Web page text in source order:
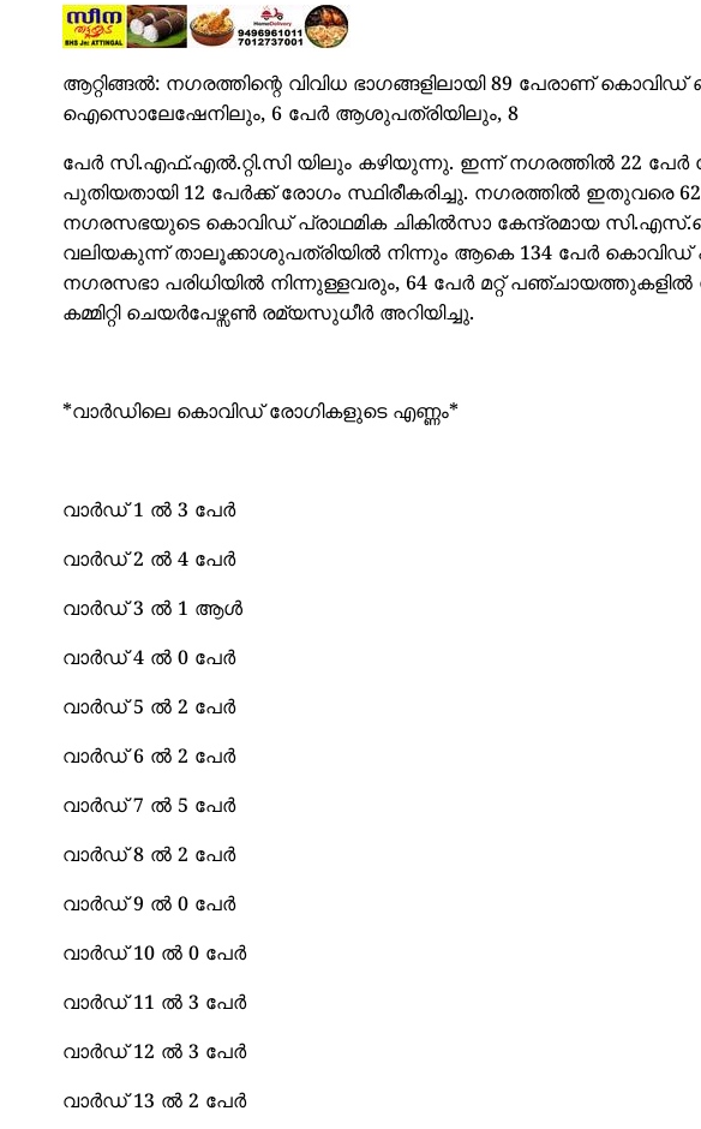
ആറ്റിങ്ങൽ: നഗരത്തിന്റെ വിവിധ ഭാഗങ്ങളിലായി 89 പേരാണ്
ഐസൊലേഷേനിലും, 6 പേർ ആശുപത്രിയിലും, 8
പേർ സി.എഫ്.എൽ.റ്റി.സി യിലും കഴിയുന്നു. ഇന്ന് നഗരത്തിൽ 22
പുതിയതായി 12 പേർക്ക് രോഗം സ്ഥിരീകരിച്ചു. നഗരത്തിൽ ഇതുവരെ
നഗരസഭയുടെ കൊവിഡ് പ്രാഥമിക ചികിൽസാ കേന്ദ്രമായ
വലിയകുന്ന് താലൂക്കാശുപത്രിയിൽ നിന്നും ആകെ 134 പേർ കൊവിഡ്
നഗരസഭാ പരിധിയിൽ നിന്നുള്ളവരും, 64 പേർ മറ്റ്
കമ്മിറ്റി ചെയർപേഴ്സൺ രമ്യസുധീർ അറിയിച്ചു.
*വാർഡിലെ കൊവിഡ് രോഗികളുടെ എണ്ണം*
വാർഡ് 1 ൽ 3 പേർ
വാർഡ് 2 ൽ 4 പേർ
വാർഡ് 3 ൽ 1 ആൾ
വാർഡ് 4 ൽ 0 പേർ
വാർഡ് 5 ൽ 2 പേർ
വാർഡ് 6 ൽ 2 പേർ
വാർഡ്‌ 7 ൽ 5 പേർ
വാർഡ് 8 ൽ 2 പേർ
വാർഡ് 9 ൽ 0 പേർ
വാർഡ് 10 ൽ 0 പേർ
വാർഡ് 11 ൽ 3 പേർ
വാർഡ് 12 ൽ 3 പേർ
വാർഡ് 13 ൽ 2 പേർ